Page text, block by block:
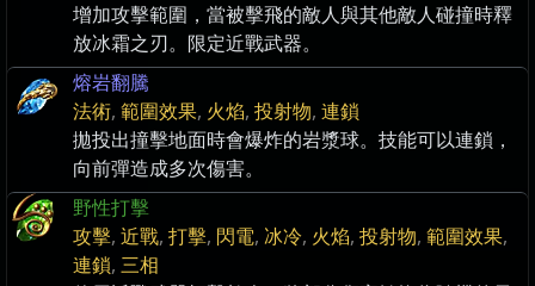
增加攻擊範圍，當被擊飛的敵人與其他敵人碰撞時釋
放冰霜之刃。限定近戰武器。
熔岩翻騰
法術, 範圍效果, 火焰, 投射物, 連鎖
拋投出撞擊地面時會爆炸的岩漿球。技能可以連鎖，
向前彈造成多次傷害。
野性打擊
攻擊, 近戰, 打擊, 閃電, 冰冷, 火焰, 投射物, 範圍效果,
連鎖, 三相